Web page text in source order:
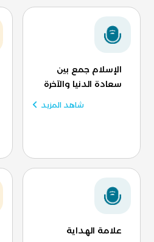
الإسلام جمع بين
سعادة الدنيا والآخرة
شاهد المزيد
علامة الهداية